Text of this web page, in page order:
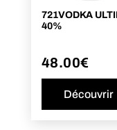
721VODKA
40%
48.00€
Découvrir